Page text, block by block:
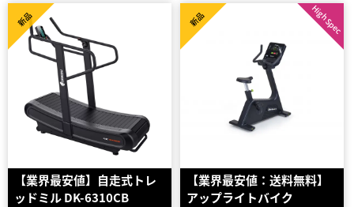
【業界最安値】自走式トレ
ッドミル DK-6310CB
新品
【業界最安値：送料無料】
アップライトバイク
High Spec
新品